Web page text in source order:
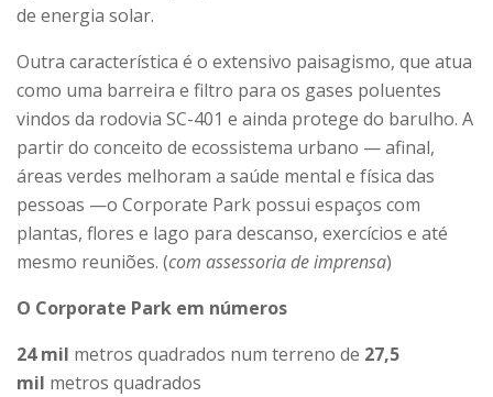
de energia solar.
Outra característica é o extensivo paisagismo, que atua
como uma barreira e filtro para os gases poluentes
vindos da rodovia SC-401 e ainda protege do barulho. A
partir do conceito de ecossistema urbano — afinal,
áreas verdes melhoram a saúde mental e física das
pessoas —o Corporate Park possui espaços com
plantas, flores e lago para descanso, exercícios e até
mesmo reuniões. (com assessoria de imprensa)
O Corporate Park em números
24 mil metros quadrados num terreno de 27,5
mil metros quadrados